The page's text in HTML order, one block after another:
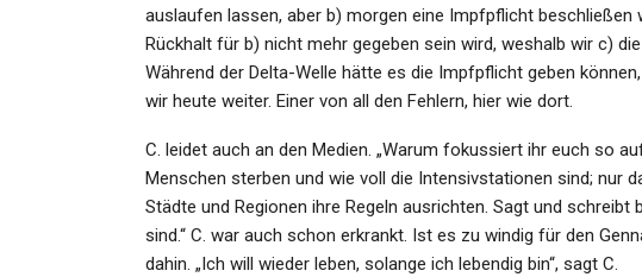
auslaufen lassen, aber b) morgen eine Impfpflicht beschließen
Rückhalt für b) nicht mehr gegeben sein wird, weshalb wir c)
Während der Delta-Welle hätte es die Impfpflicht geben
wir heute weiter. Einer von all den Fehlern, hier wie dort.
C. leidet auch an den Medien. „Warum fokussiert ihr euch so
Menschen sterben und wie voll die Intensivstationen sind; nur
Städte und Regionen ihre Regeln ausrichten. Sagt und
sind.“ C. war auch schon erkrankt. Ist es zu windig für den
dahin. „Ich will wieder leben, solange ich lebendig bin“, sagt C.